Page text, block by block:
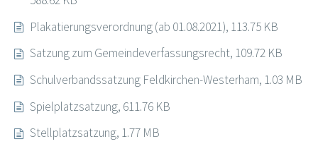
Plakatierungsverordnung (ab 01.08.2021), 113.75 KB
Satzung zum Gemeindeverfassungsrecht, 109.72 KB
Schulverbandssatzung Feldkirchen-Westerham, 1.03 MB
Spielplatzsatzung, 611.76 KB
Stellplatzsatzung, 1.77 MB